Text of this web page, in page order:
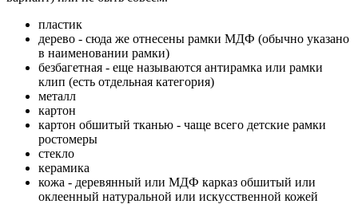
пластик
дерево - сюда же отнесены рамки МДФ (обычно указано
в наименовании рамки)
безбагетная - еще называются антирамка или рамки
клип (есть отдельная категория)
металл
картон
картон обшитый тканью - чаще всего детские рамки
ростомеры
стекло
керамика
кожа - деревянный или МДФ карказ обшитый или
оклеенный натуральной или искусственной кожей